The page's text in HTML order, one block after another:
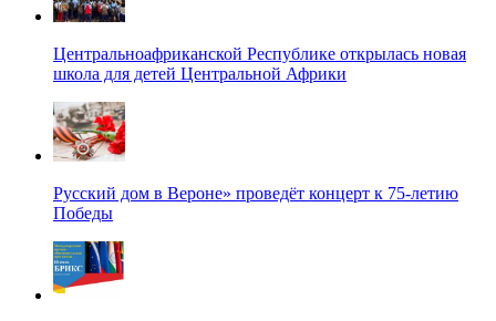
Центральноафриканской Республике открылась новая
школа для детей Центральной Африки
Русский дом в Вероне» проведёт концерт к 75-летию
Победы